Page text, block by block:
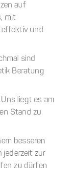
auf
mit
und
sind
Beratung
liegt es am
Stand zu
besseren
jederzeit zur
zu dürfen